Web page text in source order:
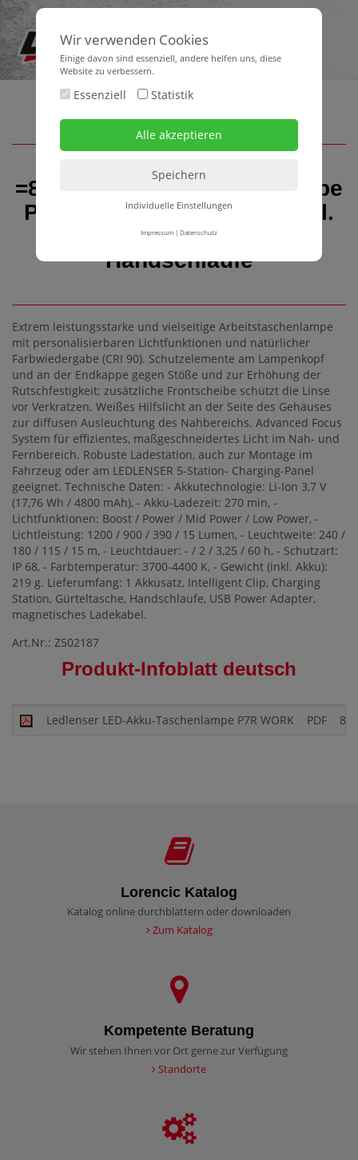
=81= LED-Akku-Taschenlampe
P7R WORK 1200 Lumen inkl.
Akku, Ladekabel,
Handschlaufe
Extrem leistungsstarke und vielseitige Arbeitstaschenlampe
mit personalisierbaren Lichtfunktionen und natürlicher
Farbwiedergabe (CRI 90). Schutzelemente am Lampenkopf
und an der Endkappe gegen Stöße und zur Erhöhung der
Rutschfestigkeit; zusätzliche Frontscheibe schützt die Linse
vor Verkratzen. Weißes Hilfslicht an der Seite des Gehäuses
zur diffusen Ausleuchtung des Nahbereichs. Advanced Focus
System für effizientes, maßgeschneidertes Licht im Nah- und
Fernbereich. Robuste Ladestation, auch zur Montage im
Fahrzeug oder am LEDLENSER 5-Station- Charging-Panel
geeignet. Technische Daten: - Akkutechnologie: Li-Ion 3,7 V
(17,76 Wh / 4800 mAh), - Akku-Ladezeit: 270 min, -
Lichtfunktionen: Boost / Power / Mid Power / Low Power, -
Lichtleistung: 1200 / 900 / 390 / 15 Lumen, - Leuchtweite: 240 /
180 / 115 / 15 m, - Leuchtdauer: - / 2 / 3,25 / 60 h, - Schutzart:
IP 68, - Farbtemperatur: 3700-4400 K, - Gewicht (inkl. Akku):
219 g. Lieferumfang: 1 Akkusatz, Intelligent Clip, Charging
Station, Gürteltasche, Handschlaufe, USB Power Adapter,
magnetisches Ladekabel.
Art.Nr.: Z502187
Produkt-Infoblatt deutsch
Ledlenser LED-Akku-Taschenlampe P7R WORK PDF
Lorencic Katalog
Katalog online durchblättern oder downloaden
Zum Katalog
Kompetente Beratung
Wir stehen Ihnen vor Ort gerne zur Verfügung
Standorte
Wir verwenden Cookies
Einige davon sind essenziell, andere helfen uns, diese
Website zu verbessern.
Essenziell Statistik
Individuelle Einstellungen
Impressum| Datenschutz